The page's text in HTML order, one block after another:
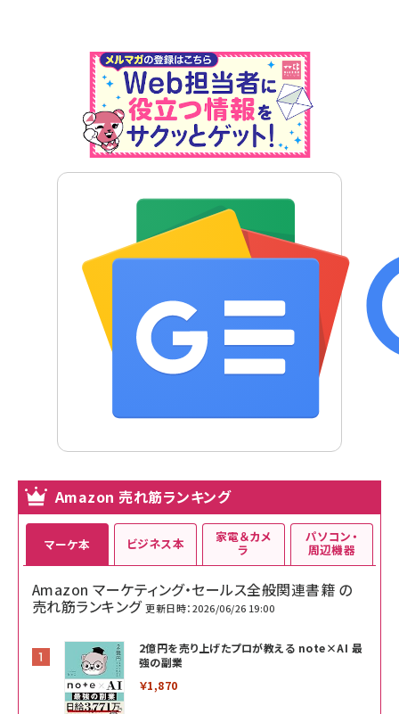
Amazon 売れ筋ランキング
マーケ本
Amazon マーケティング・セールス全般関連書籍 の
売れ筋ランキング 更新日時：2026/06/26 19:00
2億円を売り上げたプロが教える note×AI 最
強の副業
￥1,870
ビジネス本 家電＆カメ
ラ
パソコン・
周辺機器